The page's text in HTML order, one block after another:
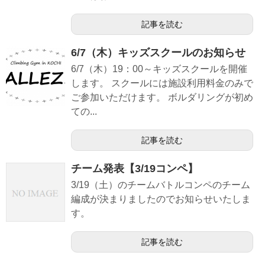
記事を読む
6/7（木）キッズスクールのお知らせ
6/7（木）19：00～キッズスクールを開催
します。 スクールには施設利用料金のみで
ご参加いただけます。 ボルダリングが初め
ての...
記事を読む
チーム発表【3/19コンペ】
3/19（土）のチームバトルコンペのチーム
編成が決まりましたのでお知らせいたしま
す。
記事を読む